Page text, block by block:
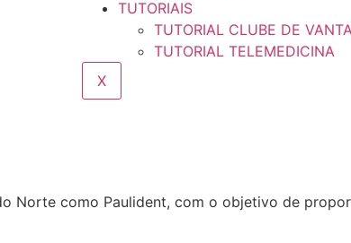
TUTORIAIS
TUTORIAL CLUBE DE
TUTORIAL TELEMEDICINA
X
Norte como Paulident, com o objetivo de